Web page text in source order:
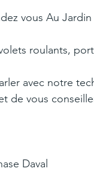
vous Au
roulants,
avec notre
de vous
Daval